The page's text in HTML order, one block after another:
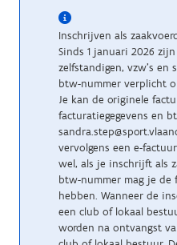
Inschrijven als
Sinds 1 januari 2026
zelfstandigen, vzw’s en
btw-nummer verplicht
Je kan de originele
facturatiegegevens en
vervolgens een e-
wel, als je inschrijft als
btw-nummer mag je
hebben. Wanneer de
een club of lokaal
worden na ontvangst